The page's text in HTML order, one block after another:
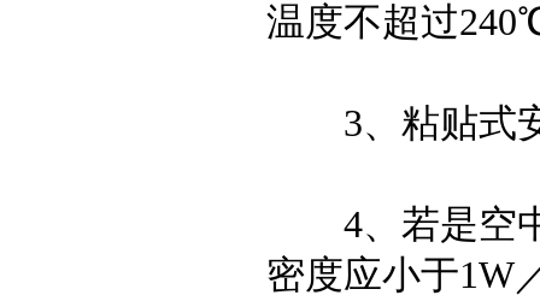
温度不超过
3、粘贴式安
4、若是空中
密度应小于1W